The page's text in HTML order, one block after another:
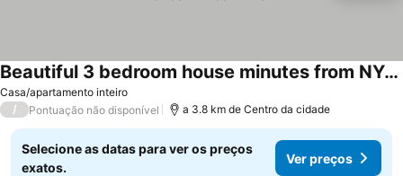
Casa/apartamento inteiro
Beautiful 3 bedroom house minutes from NYC, Metlife, & American Dream Mall
Ver preços
/ Pontuação não disponível a 3.8 km de Centro da cidade
Selecione as datas para ver os preços
exatos.
Ver preços